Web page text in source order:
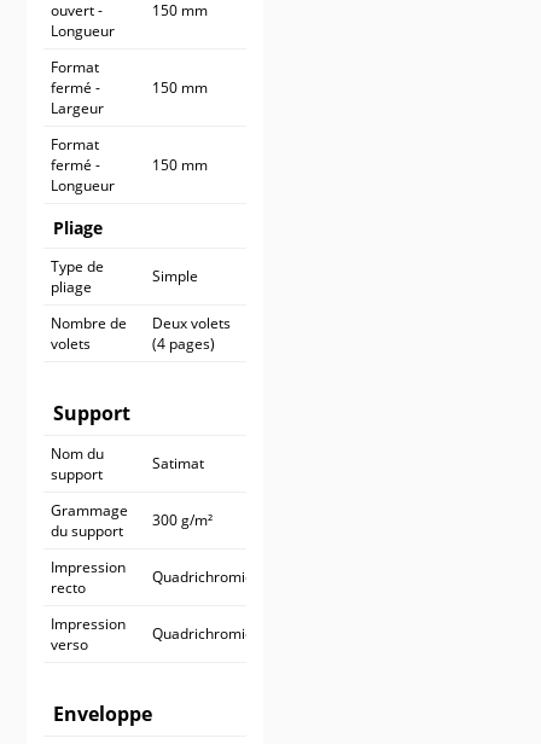
ouvert -
Longueur
150 mm
Format
fermé -
Largeur
150 mm
Format
fermé -
Longueur
150 mm
Pliage
Type de
pliage
Simple
Nombre de
volets
Deux volets
(4 pages)
Support
Nom du
support
Satimat
Grammage
du support
300 g/m²
Impression
recto
Quadrichromie
Impression
verso
Quadrichromie
Enveloppe